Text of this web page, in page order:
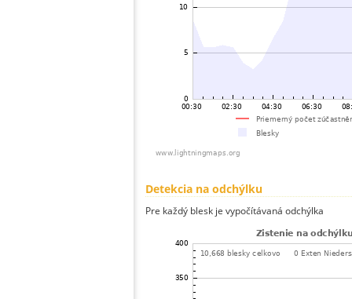
Detekcia na odchýlku
Pre každý blesk je vypočítávaná odchýlka